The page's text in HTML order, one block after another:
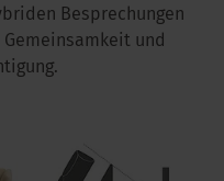
Besprechungen
und